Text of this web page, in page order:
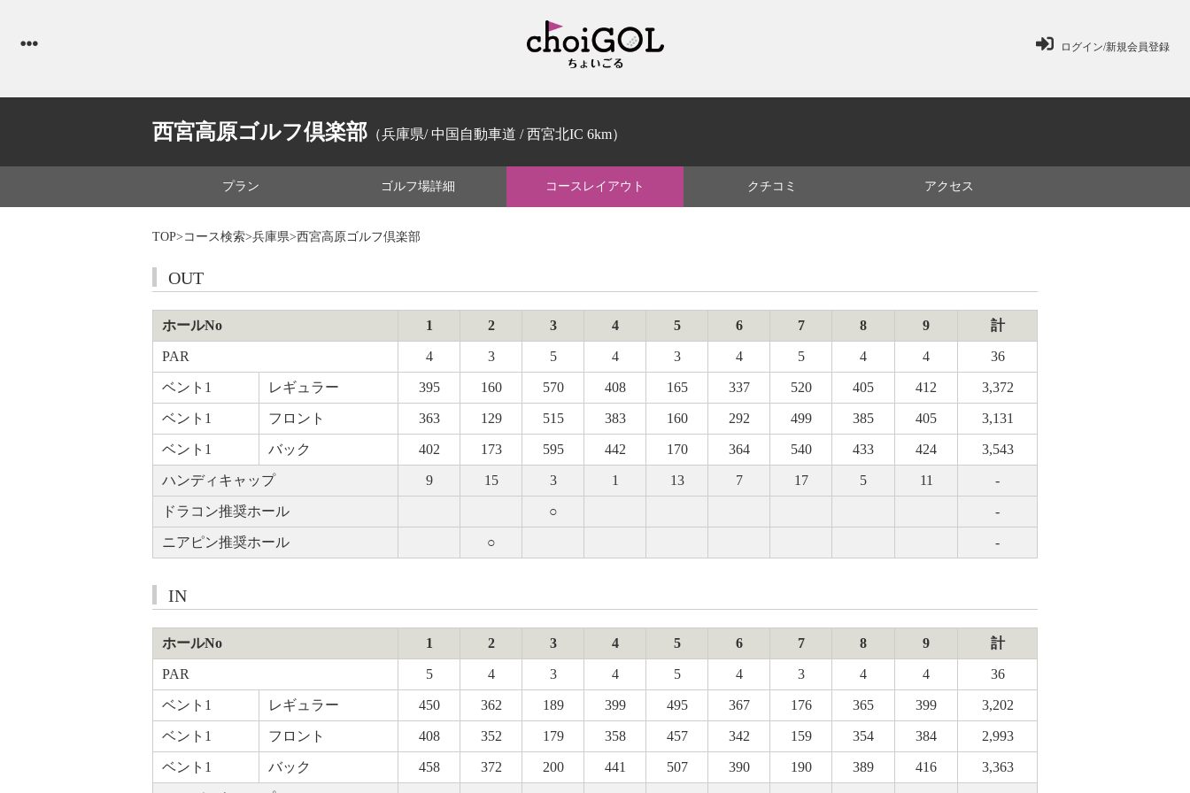
ログイン/新規会員登録
西宮高原ゴルフ倶楽部 （兵庫県/ 中国自動車道 / 西宮北IC 6km）
プラン ゴルフ場詳細 コース レイアウト クチコミ アクセス
TOP> コース検索>兵庫県>西宮高原ゴルフ倶楽部
OUT
ホールNo 1 2 3 4 5 6 7 8 9 計
PAR 4 3 5 4 3 4 5 4 4 36
ベント1 レギュラー 395 160 570 408 165 337 520 405 412 3,372
ベント1 フロント 363 129 515 383 160 292 499 385 405 3,131
ベント1 バック 402 173 595 442 170 364 540 433 424 3,543
ハンディキャップ 9 15 3 1 13 7 17 5 11 -
ドラコン推奨ホール ○ -
ニアピン推奨ホール ○ -
IN
ホールNo 1 2 3 4 5 6 7 8 9 計
PAR 5 4 3 4 5 4 3 4 4 36
ベント1 レギュラー 450 362 189 399 495 367 176 365 399 3,202
ベント1 フロント 408 352 179 358 457 342 159 354 384 2,993
ベント1 バック 458 372 200 441 507 390 190 389 416 3,363